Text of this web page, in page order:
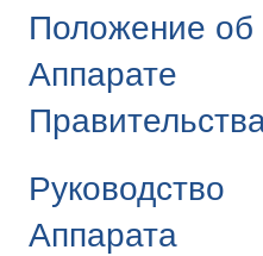
Положение об
Аппарате
Руководство
Аппарата